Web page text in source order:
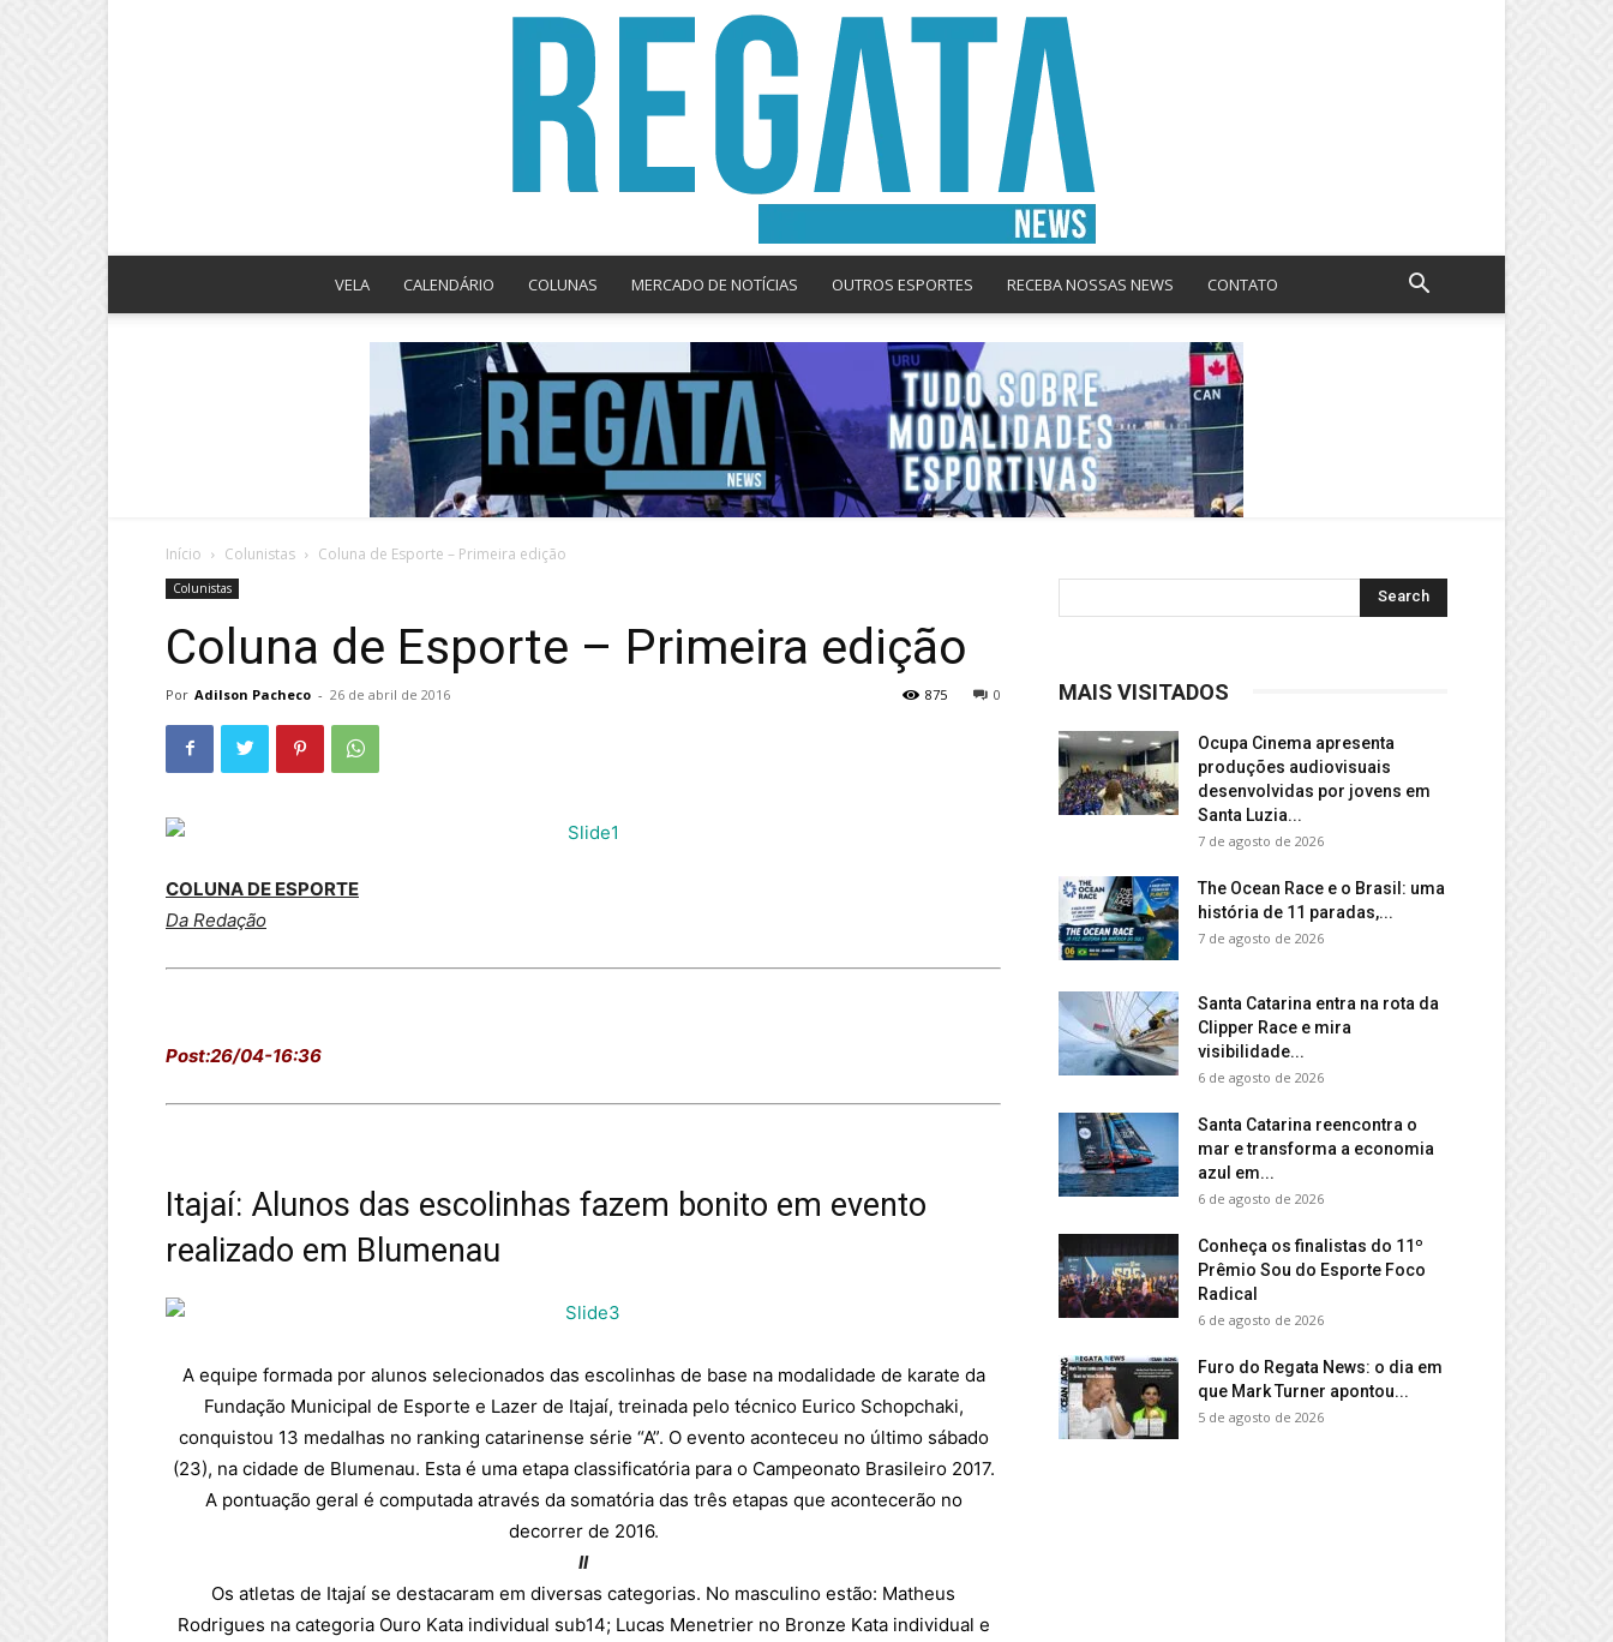
News
VELA CALENDÁRIO COLUNAS MERCADO DE NOTÍCIAS OUTROS ESPORTES RECEBA NOSSAS NEWS CONTATO
Início Colunistas Coluna de Esporte – Primeira edição
Colunistas
Coluna de Esporte – Primeira edição
Por Adilson Pacheco - 26 de abril de 2016 0
875
COLUNA DE ESPORTE
Da Redação
Post:26/04-16:36
Itajaí: Alunos das escolinhas fazem bonito em evento
realizado em Blumenau
A equipe formada por alunos selecionados das escolinhas de base na modalidade de karate da
Fundação Municipal de Esporte e Lazer de Itajaí, treinada pelo técnico Eurico Schopchaki,
conquistou 13 medalhas no ranking catarinense série “A”. O evento aconteceu no último sábado
(23), na cidade de Blumenau. Esta é uma etapa classificatória para o Campeonato Brasileiro 2017.
A pontuação geral é computada através da somatória das três etapas que acontecerão no
decorrer de 2016.
II
Os atletas de Itajaí se destacaram em diversas categorias. No masculino estão: Matheus
Rodrigues na categoria Ouro Kata individual sub14; Lucas Menetrier no Bronze Kata individual e
MAIS VISITADOS
Ocupa Cinema apresenta
produções audiovisuais
desenvolvidas por jovens em
Santa Luzia...
7 de agosto de 2026
The Ocean Race e o Brasil: uma
história de 11 paradas,...
7 de agosto de 2026
Santa Catarina entra na rota da
Clipper Race e mira
visibilidade...
6 de agosto de 2026
Santa Catarina reencontra o
mar e transforma a economia
azul em...
6 de agosto de 2026
Conheça os finalistas do 11º
Prêmio Sou do Esporte Foco
Radical
6 de agosto de 2026
Furo do Regata News: o dia em
que Mark Turner apontou...
5 de agosto de 2026